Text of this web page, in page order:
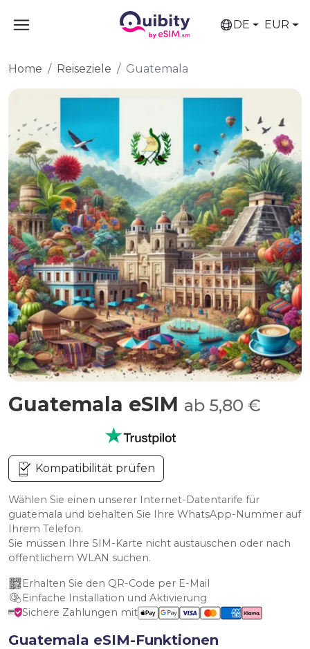
DE EUR
Home Reiseziele Guatemala
Guatemala eSIM ab 5,80 €
Kompatibilität prüfen
Wählen Sie einen unserer Internet-Datentarife für
guatemala und behalten Sie Ihre WhatsApp-Nummer auf
Ihrem Telefon.
Sie müssen Ihre SIM-Karte nicht austauschen oder nach
öffentlichem WLAN suchen.
Erhalten Sie den QR-Code per E-Mail
Einfache Installation und Aktivierung
Sichere Zahlungen mit
Guatemala eSIM-Funktionen